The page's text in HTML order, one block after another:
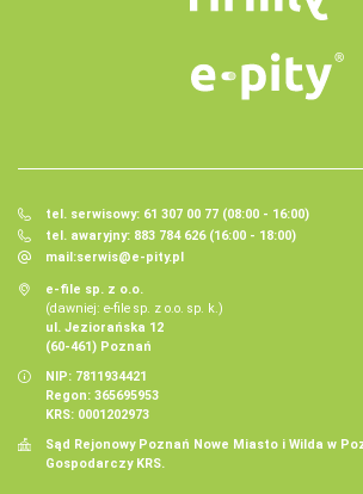
tel. serwisowy: 61 307 00 77 (08:00 - 16:00)
tel. awaryjny: 883 784 626 (16:00 - 18:00)
mail:serwis@e-pity.pl
e-file sp. z o.o.
(dawniej: e-file sp. z o.o. sp. k.)
ul. Jeziorańska 12
(60-461) Poznań
NIP: 7811934421
Regon: 365695953
KRS: 0001202973
Sąd Rejonowy Poznań Nowe Miasto i Wilda w
Gospodarczy KRS.